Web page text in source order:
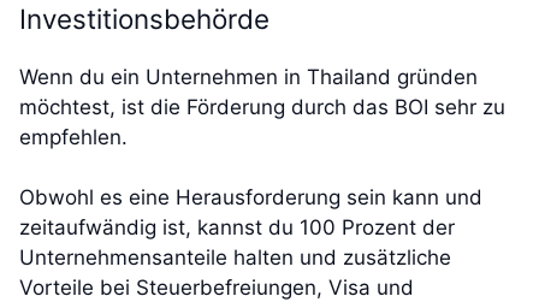
Investitionsbehörde
Wenn du ein Unternehmen in Thailand gründen
möchtest, ist die Förderung durch das BOI sehr zu
empfehlen.
Obwohl es eine Herausforderung sein kann und
zeitaufwändig ist, kannst du 100 Prozent der
Unternehmensanteile halten und zusätzliche
Vorteile bei Steuerbefreiungen, Visa und